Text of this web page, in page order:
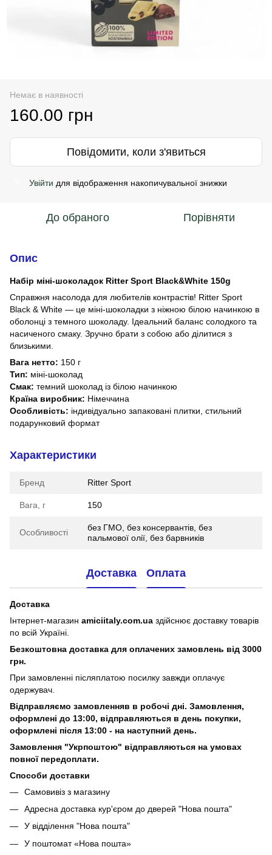
Немає в наявності
160.00 грн
Повідомити, коли з'явиться
Увійти для відображення накопичувальної знижки
До обраного Порівняти
Опис
Набір міні-шоколадок Ritter Sport Black&White 150g
Справжня насолода для любителів контрастів! Ritter Sport
Black & White — це міні-шоколадки з ніжною білою начинкою в
оболонці з темного шоколаду. Ідеальний баланс солодкого та
насиченого смаку. Зручно брати з собою або ділитися з
близькими.
Вага нетто: 150 г
Тип: міні-шоколад
Смак: темний шоколад із білою начинкою
Країна виробник: Німеччина
Особливість: індивідуально запаковані плитки, стильний
подарунковий формат
Характеристики
Бренд Ritter Sport
Вага, г 150
Особливості
без ГМО, без консервантів, без
пальмової олії, без барвників
Доставка Оплата
Доставка
Інтернет-магазин amiciitaly.com.ua здійснює доставку товарів
по всій Україні.
Безкоштовна доставка для оплачених замовлень від 3000
грн.
При замовленні післяплатою посилку завжди оплачує
одержувач.
Відправляємо замовленняв в робочі дні. Замовлення,
оформлені до 13:00, відправляються в день покупки,
оформлені після 13:00 - на наступний день.
Замовлення "Укрпоштою" відправляються на умовах
повної передоплати.
Способи доставки
Самовивіз з магазину
Адресна доставка кур'єром до дверей "Нова пошта"
У відділення "Нова пошта"
У поштомат «Нова пошта»